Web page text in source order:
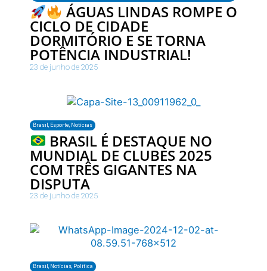
ÁGUAS LINDAS ROMPE O
CICLO DE CIDADE
DORMITÓRIO E SE TORNA
POTÊNCIA INDUSTRIAL!
23 de junho de 2025
Brasil , Esporte, Notícias
BRASIL É DESTAQUE NO
MUNDIAL DE CLUBES 2025
COM TRÊS GIGANTES NA
DISPUTA
23 de junho de 2025
Brasil , Notícias, Política